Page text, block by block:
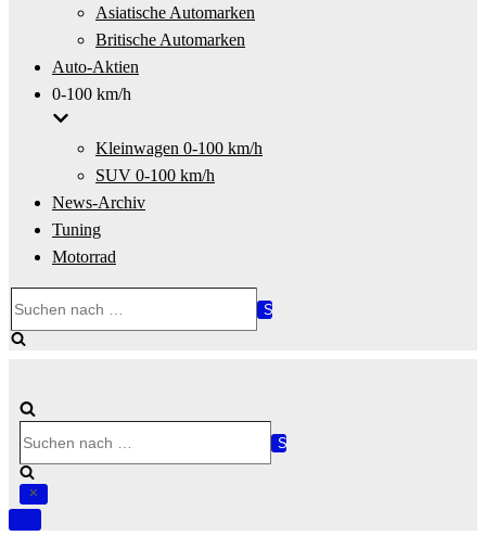
Asiatische Automarken
Britische Automarken
Auto-Aktien
0-100 km/h
Kleinwagen 0-100 km/h
SUV 0-100 km/h
News-Archiv
Tuning
Motorrad
nach …
nach …
Navigation